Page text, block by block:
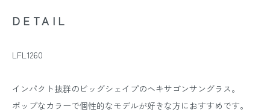
DETAIL
LFL1260
インパクト抜群のビッグシェイプのヘキサゴンサングラス。
ポップなカラーで個性的なモデルが好きな方におすすめです。